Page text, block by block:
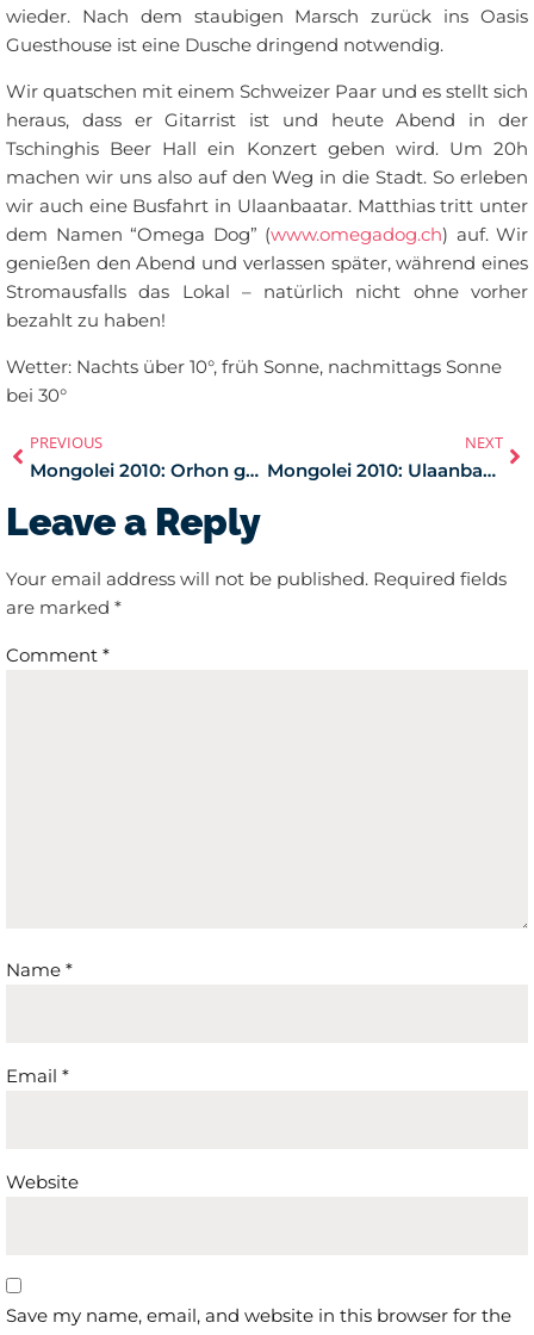
wieder. Nach dem staubigen Marsch zurück ins Oasis
Guesthouse ist eine Dusche dringend notwendig.
Wir quatschen mit einem Schweizer Paar und es stellt sich
heraus, dass er Gitarrist ist und heute Abend in der
Tschinghis Beer Hall ein Konzert geben wird. Um 20h
machen wir uns also auf den Weg in die Stadt. So erleben
wir auch eine Busfahrt in Ulaanbaatar. Matthias tritt unter
dem Namen “Omega Dog” (www.omegadog.ch) auf. Wir
genießen den Abend und verlassen später, während eines
Stromausfalls das Lokal – natürlich nicht ohne vorher
bezahlt zu haben!
Wetter: Nachts über 10°, früh Sonne, nachmittags Sonne
bei 30°
PREVIOUS
Mongolei 2010: Orhon gol – Ulaanbaatar
NEXT
Mongolei 2010: Ulaanbaatar
Leave a Reply
Your email address will not be published. Required fields
are marked *
Comment *
Name *
Email *
Website
Save my name, email, and website in this browser for the